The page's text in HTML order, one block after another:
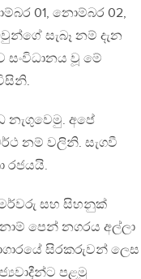
01, නොම්බර 02,
සැබෑ නම් දැන
වූ මේ
නැගුවෙමු. අපේ
නම් වලිනි. සැගවී
රජයයි.
සහ සිහනුක්
පෙන් නගරය අල්ලා
සිරකරුවන් ලෙස
පළමු